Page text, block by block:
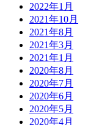
2022年1月
2021年10月
2021年8月
2021年3月
2021年1月
2020年8月
2020年7月
2020年6月
2020年5月
2020年4月